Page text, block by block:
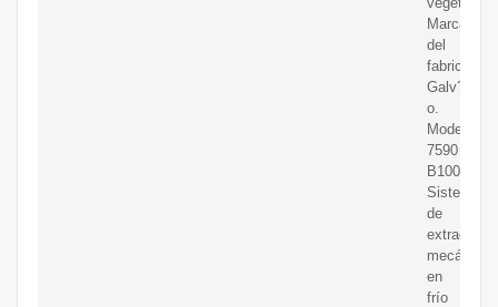
Marca
del
fabricante:
Galv?
o.
Modelo:
7590
B100.
Sistema
de
extracción
mecánica
en
frío